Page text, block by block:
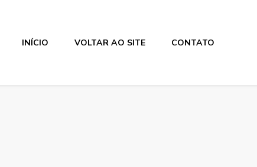
INÍCIO VOLTAR AO SITE CONTATO